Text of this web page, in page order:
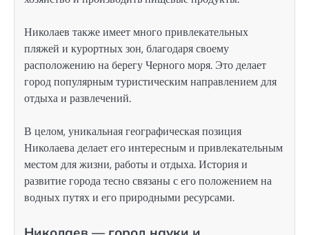
Николаев также имеет много привлекательных
пляжей и курортных зон, благодаря своему
расположению на берегу Черного моря. Это делает
город популярным туристическим направлением для
отдыха и развлечений.
В целом, уникальная географическая позиция
Николаева делает его интересным и привлекательным
местом для жизни, работы и отдыха. История и
развитие города тесно связаны с его положением на
водных путях и его природными ресурсами.